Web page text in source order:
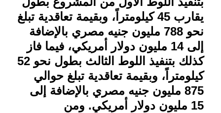
يقارب 45 كيلومتراً، وبقيمة تعاقدية تبلغ
نحو 788 مليون جنيه مصري بالإضافة
إلى 14 مليون دولار أمريكي، فيما فاز
كذلك بتنفيذ اللوط الثالث بطول نحو 52
كيلومتراً، وبقيمة تعاقدية تبلغ حوالي
875 مليون جنيه مصري بالإضافة إلى
15 مليون دولار أمريكي. ومن